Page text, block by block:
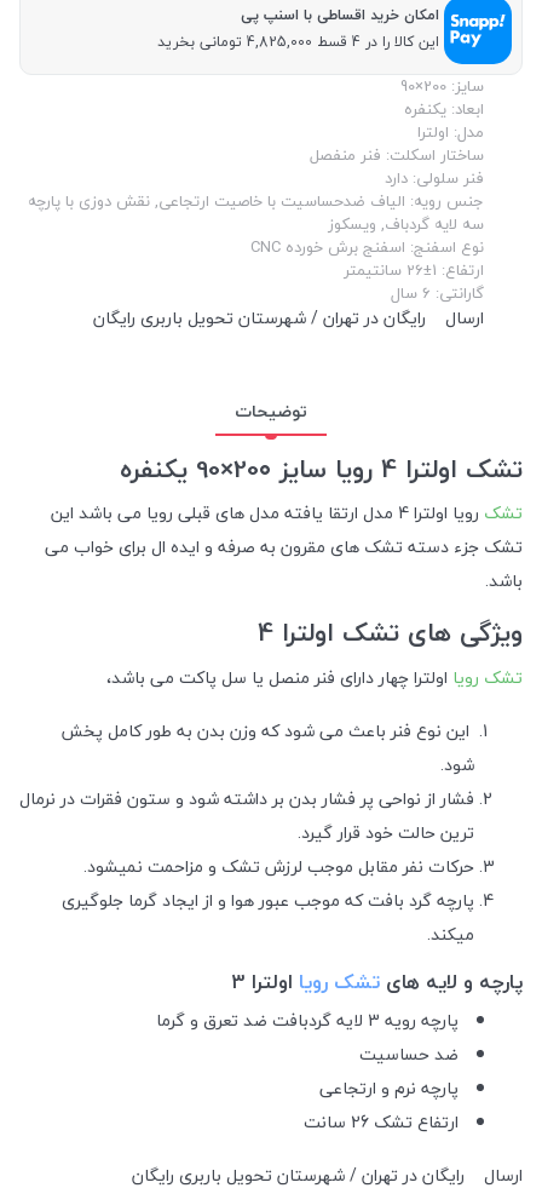
امکان خرید اقساطی با اسنپ پی
این کالا را در 4 قسط 4,825,000 تومانی بخرید
سایز: 200×90
ابعاد: یکنفره
مدل: اولترا
ساختار اسکلت: فنر منفصل
فنر سلولی: دارد
جنس رویه: الیاف ضدحساسیت با خاصیت ارتجاعی, نقش دوزی با پارچه
سه لایه گردباف, ویسکوز
نوع اسفنج: اسفنج برش خورده CNC
ارتفاع: 1±26 سانتیمتر
گارانتی: 6 سال
ارسال رایگان در تهران / شهرستان تحویل باربری رایگان
توضیحات
تشک اولترا 4 رویا سایز 20۰×90 یکنفره
تشک
رویا اولترا 4 مدل ارتقا یافته مدل های قبلی رویا می باشد این
تشک جزء دسته تشک های مقرون به صرفه و ایده ال برای خواب می
باشد.
ویژگی‌ های تشک اولترا 4
تشک رویا اولترا چهار دارای فنر منصل یا سل پاکت می باشد،
این نوع فنر باعث می شود که وزن بدن به طور کامل پخش
شود.
فشار از نواحی پر فشار بدن بر داشته شود و ستون فقرات در نرمال
ترین حالت خود قرار گیرد.
حرکات نفر مقابل موجب لرزش تشک و مزاحمت نمیشود.
پارچه گرد بافت که موجب عبور هوا و از ایجاد گرما جلوگیری
میکند.
پارچه و لایه های تشک رویا اولترا 3
پارچه رویه 3 لایه گردبافت ضد تعرق و گرما
ضد حساسیت
پارچه نرم و ارتجاعی
ارتفاع تشک 26 سانت
ارسال
رایگان در تهران / شهرستان تحویل باربری رایگان